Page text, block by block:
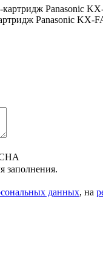
Panasonic KX-
заполнения.
данных, на